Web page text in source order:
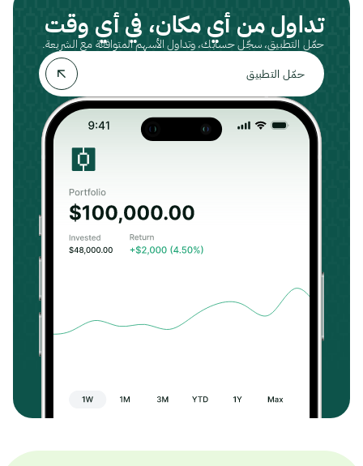
تداول من أي مكان، في أي وقت
حمّل التطبيق، سجّل حسابك، وتداول الأسهم المتوافقة مع الشريعة.
حمّل التطبيق